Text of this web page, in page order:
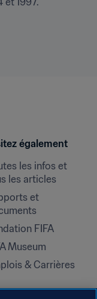
également
les infos et
les articles
et
FIFA
Museum
& Carrières